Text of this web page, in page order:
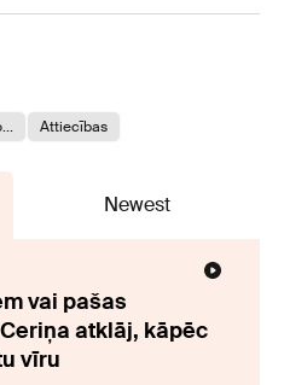
Attiecības
Newest
vai pašas
atklāj, kāpēc
vīru